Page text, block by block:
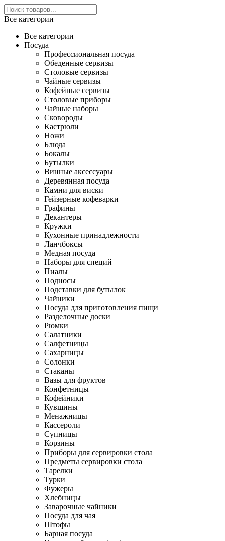
Все категории
Все категории
Посуда
Профессиональная посуда
Обеденные сервизы
Столовые сервизы
Чайные сервизы
Кофейные сервизы
Столовые приборы
Чайные наборы
Сковороды
Кастрюли
Ножи
Блюда
Бокалы
Бутылки
Винные аксессуары
Деревянная посуда
Камни для виски
Гейзерные кофеварки
Графины
Декантеры
Кружки
Кухонные принадлежности
Ланчбоксы
Медная посуда
Наборы для специй
Пиалы
Подносы
Подставки для бутылок
Чайники
Посуда для приготовления пищи
Разделочные доски
Рюмки
Салатники
Салфетницы
Сахарницы
Солонки
Стаканы
Вазы для фруктов
Конфетницы
Кофейники
Кувшины
Менажницы
Кассероли
Супницы
Корзины
Приборы для сервировки стола
Предметы сервировки стола
Тарелки
Турки
Фужеры
Хлебницы
Заварочные чайники
Посуда для чая
Штофы
Барная посуда